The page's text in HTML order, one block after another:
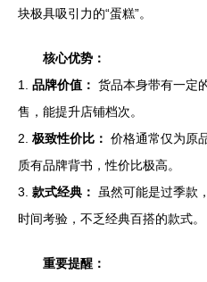
块极具吸引力的“蛋糕”。
核心优势：
1. 品牌价值： 货品本身带有一定
售，能提升店铺档次。
2. 极致性价比： 价格通常仅为原
质有品牌背书，性价比极高。
3. 款式经典：
虽然可能是过季款
时间考验，不乏经典百搭的款式。
重要提醒：